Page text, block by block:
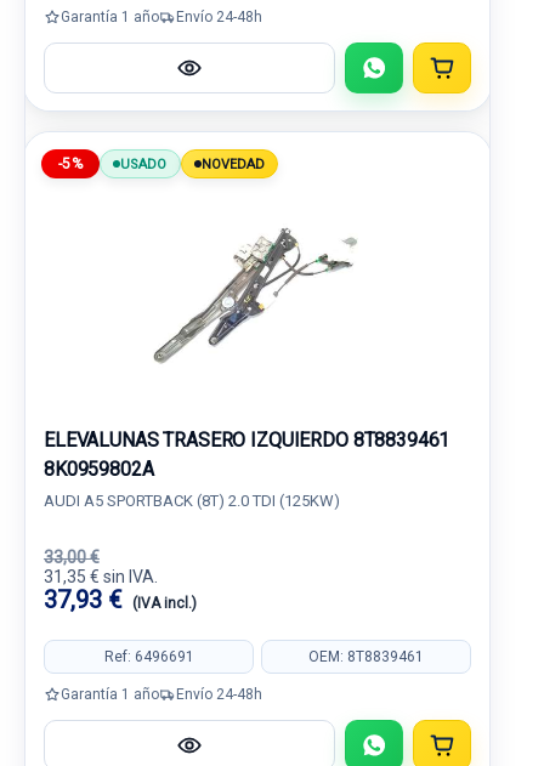
Garantía 1 año Envío 24-48h
-5% USADO NOVEDAD
ELEVALUNAS TRASERO IZQUIERDO 8T8839461
8K0959802A
AUDI A5 SPORTBACK (8T) 2.0 TDI (125KW)
33,00 €
31,35 € sin IVA.
37,93 € (IVA incl.)
Ref: 6496691 OEM: 8T8839461
Garantía 1 año Envío 24-48h